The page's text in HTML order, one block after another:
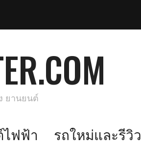
ยานยนต์
ฟฟ้า รถใหม่และรีวิว